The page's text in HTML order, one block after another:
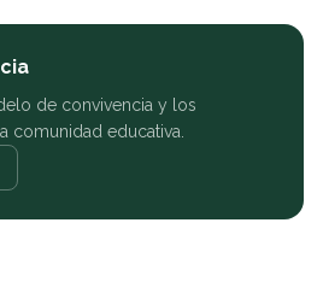
de convivencia y los
comunidad educativa.